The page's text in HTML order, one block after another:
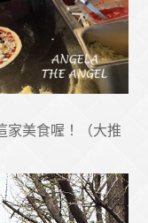
家美食喔！（大推